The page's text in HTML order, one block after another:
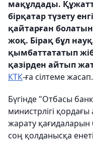
мақұлдады.
бірқатар түзету
қайтарған
жоқ. Бірақ бұл
қымбаттататып
қазірден айтып
КТК-ға сілтеме жасап.
Бүгінде "Отбасы
министрлігі
жарату қағидаларын
соң қолданысқа